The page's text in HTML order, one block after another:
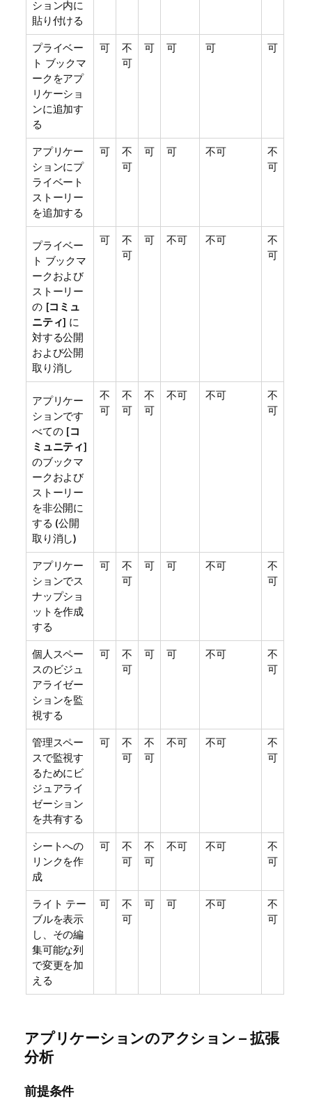
ション内に
貼り付ける
プライベー
ト ブックマ
ークをアプ
リケーショ
ンに追加す
る
可
不
可
可 可 可 可
アプリケー
ションにプ
ライベート
ストーリー
を追加する
可
不
可
可 可 不可
不
可
プライベー
ト ブックマ
ークおよび
ストーリー
の [コミュ
ニティ] に
対する公開
および公開
取り消し
可
不
可
可 不可 不可
不
可
アプリケー
ションです
べての [コ
ミュニティ]
のブックマ
ークおよび
ストーリー
を非公開に
する (公開
取り消し)
不
可
不
可
不
可
不可 不可
不
可
アプリケー
ションでス
ナップショ
ットを作成
する
可
不
可
可 可 不可
不
可
個人スペー
スのビジュ
アライゼー
ションを監
視する
可
不
可
可 可 不可
不
可
管理スペー
スで監視す
るためにビ
ジュアライ
ゼーション
を共有する
可
不
可
不
可
不可 不可
不
可
シートへの
リンクを作
成
可
不
可
不
可
不可 不可
不
可
ライト テー
ブルを表示
し、その編
集可能な列
で変更を加
える
可
不
可
可 可 不可
不
可
アプリケーションのアクション – 拡張
分析
前提条件